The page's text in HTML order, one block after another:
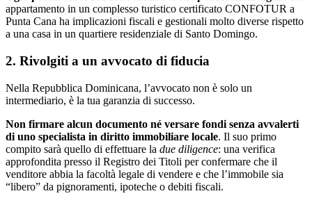
appartamento in un complesso turistico certificato CONFOTUR a
Punta Cana ha implicazioni fiscali e gestionali molto diverse rispetto
a una casa in un quartiere residenziale di Santo Domingo.
2. Rivolgiti a un avvocato di fiducia
Nella Repubblica Dominicana, l’avvocato non è solo un
intermediario, è la tua garanzia di successo.
Non firmare alcun documento né versare fondi senza avvalerti
di uno specialista in diritto immobiliare locale. Il suo primo
compito sarà quello di effettuare la due diligence: una verifica
approfondita presso il Registro dei Titoli per confermare che il
venditore abbia la facoltà legale di vendere e che l’immobile sia
“libero” da pignoramenti, ipoteche o debiti fiscali.